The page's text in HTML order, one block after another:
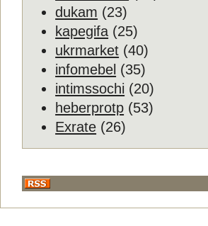
dukam (23)
kapegifa (25)
ukrmarket (40)
infomebel (35)
intimssochi (20)
heberprotp (53)
Exrate (26)